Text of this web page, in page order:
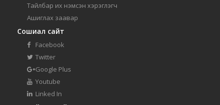
Тайлбар их нэмсэн хэрэглэгч
Ашиглах заавар
Сошиал сайт
Facebook
Twitter
Google Plus
Youtube
Linked In